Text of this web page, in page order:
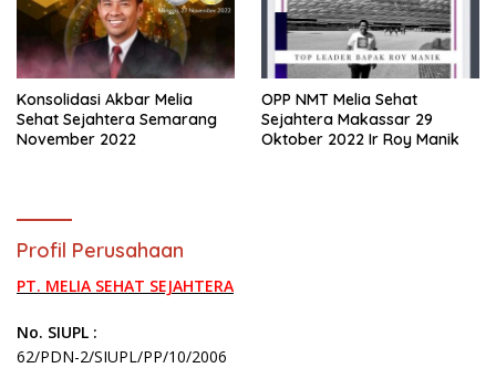
Konsolidasi Akbar Melia
Sehat Sejahtera Semarang
November 2022
OPP NMT Melia Sehat
Sejahtera Makassar 29
Oktober 2022 Ir Roy Manik
Profil Perusahaan
PT. MELIA SEHAT SEJAHTERA
No. SIUPL :
62/PDN-2/SIUPL/PP/10/2006